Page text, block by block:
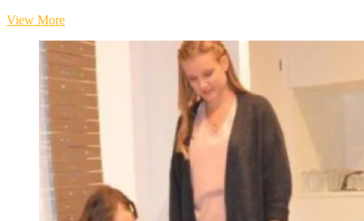
View MoreMuseen-
an
der
Mühl